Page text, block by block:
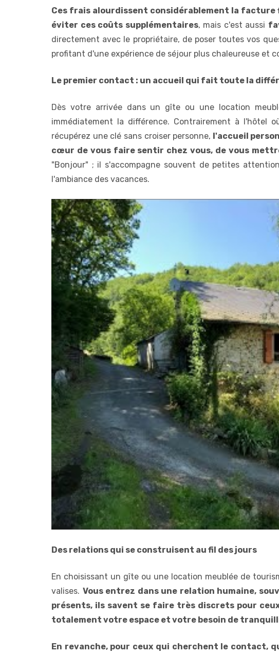
Ces frais alourdissent considérablement la facture
éviter ces coûts supplémentaires, mais c'est aussi
directement avec le propriétaire, de poser toutes vos
profitant d'une expérience de séjour plus chaleureuse et
Le premier contact : un accueil qui fait toute la
Dès votre arrivée dans un gîte ou une location
immédiatement la différence. Contrairement à l'hôtel
récupérez une clé sans croiser personne, l'accueil
cœur de vous faire sentir chez vous, de vous
"Bonjour" ; il s'accompagne souvent de petites
l'ambiance des vacances.
Des relations qui se construisent au fil des jours
En choisissant un gîte ou une location meublée de
valises. Vous entrez dans une relation humaine,
présents, ils savent se faire très discrets pour
totalement votre espace et votre besoin de
En revanche, pour ceux qui cherchent le contact,